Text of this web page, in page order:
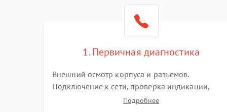
1. Первичная диагностика
Внешний осмотр корпуса и разъемов.
Подключение к сети, проверка индикации,
звуковых сигналов и кодов ошибок. Измерение
Подробнее